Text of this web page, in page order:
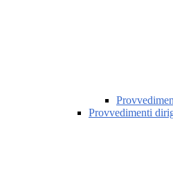
Provvedimenti